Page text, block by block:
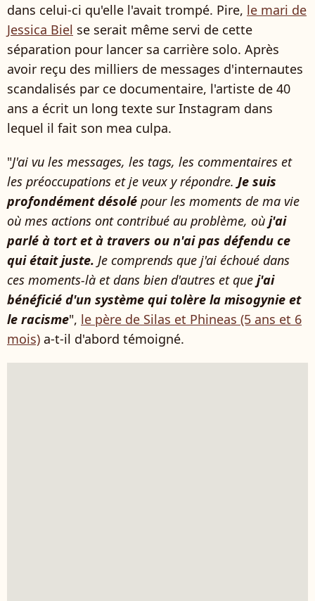
dans celui-ci qu'elle l'avait trompé. Pire, le mari de
Jessica Biel se serait même servi de cette
séparation pour lancer sa carrière solo. Après
avoir reçu des milliers de messages d'internautes
scandalisés par ce documentaire, l'artiste de 40
ans a écrit un long texte sur Instagram dans
lequel il fait son mea culpa.
"J'ai vu les messages, les tags, les commentaires et
les préoccupations et je veux y répondre. Je suis
profondément désolé pour les moments de ma vie
où mes actions ont contribué au problème, où j'ai
parlé à tort et à travers ou n'ai pas défendu ce
qui était juste. Je comprends que j'ai échoué dans
ces moments-là et dans bien d'autres et que j'ai
bénéficié d'un système qui tolère la misogynie et
le racisme", le père de Silas et Phineas (5 ans et 6
mois) a-t-il d'abord témoigné.